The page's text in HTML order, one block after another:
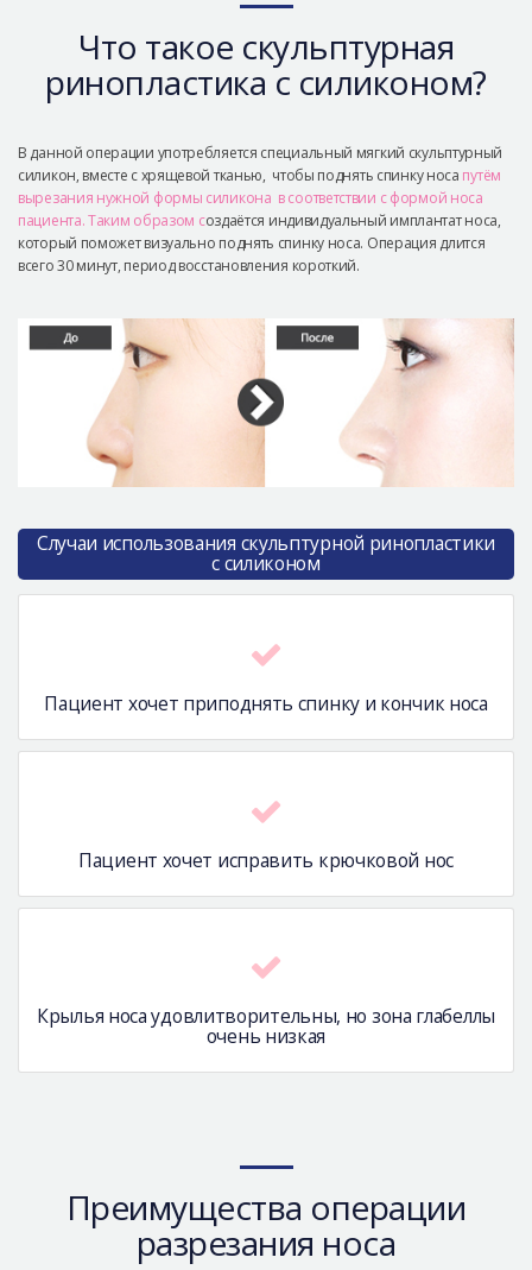
Консультация
Реальные До/После селфи
Что такое скульптурная
ринопластика с силиконом?
В данной операции употребляется специальный мягкий скульптурный
силикон, вместе с хрящевой тканью, чтобы поднять спинку носа путём
вырезания нужной формы силикона в соответствии с формой носа
пациента. Таким образом создаётся индивидуальный имплантат носа,
который поможет визуально поднять спинку носа. Операция длится
всего 30 минут, период восстановления короткий.
Случаи использования скульптурной ринопластики
с силиконом
Пациент хочет приподнять спинку и кончик носа
Пациент хочет исправить крючковой ноc
Крылья носа удовлитворительны, но зона глабеллы
очень низкая
Преимущества операции
разрезания носа